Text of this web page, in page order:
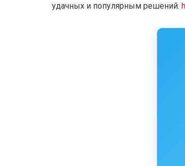
удачных и популярным решений.